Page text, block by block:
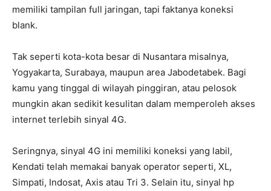
memiliki tampilan full jaringan, tapi faktanya koneksi
blank.
Tak seperti kota-kota besar di Nusantara misalnya,
Yogyakarta, Surabaya, maupun area Jabodetabek. Bagi
kamu yang tinggal di wilayah pinggiran, atau pelosok
mungkin akan sedikit kesulitan dalam memperoleh akses
internet terlebih sinyal 4G.
Seringnya, sinyal 4G ini memiliki koneksi yang labil,
Kendati telah memakai banyak operator seperti, XL,
Simpati, Indosat, Axis atau Tri 3. Selain itu, sinyal hp